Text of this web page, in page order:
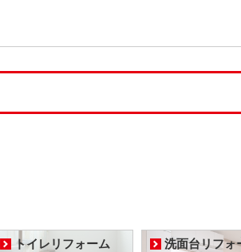
トイレリフォーム 洗面台リフォ